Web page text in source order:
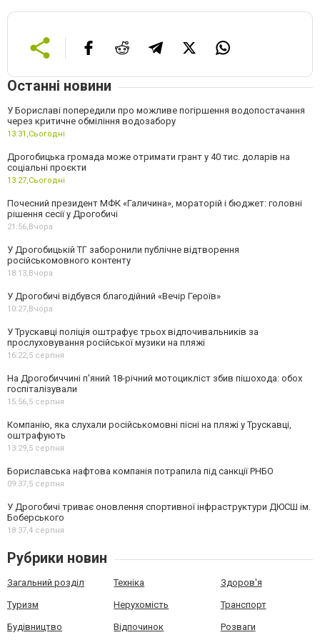
Останні новини
У Бориславі попередили про можливе погіршення водопостачання
через критичне обміління водозабору
13:31,Сьогодні
Дрогобицька громада може отримати грант у 40 тис. доларів на
соціальні проєкти
13:27,Сьогодні
Почесний президент МФК «Галичина», мораторій і бюджет: головні
рішення сесії у Дрогобичі
21:56, Вчора
У Дрогобицькій ТГ заборонили публічне відтворення
російськомовного контенту
18:13, Вчора
У Дрогобичі відбувся благодійний «Вечір Героїв»
10:27, Вчора
У Трускавці поліція оштрафує трьох відпочивальників за
прослуховування російської музики на пляжі
16:22,5 серпня
На Дрогобиччині п'яний 18-річний мотоцикліст збив пішохода: обох
госпіталізували
15:56,5 серпня
Компанію, яка слухали російськомовні пісні на пляжі у Трускавці,
оштрафують
13:29,5 серпня
Бориславська нафтова компанія потрапила під санкції РНБО
09:37,5 серпня
У Дрогобичі триває оновлення спортивної інфраструктури ДЮСШ ім.
Боберського
18:37,4 серпня
Рубрики новин
Загальний розділ Техніка Здоров'я
Туризм Нерухомість Транспорт
Будівництво Відпочинок Розваги